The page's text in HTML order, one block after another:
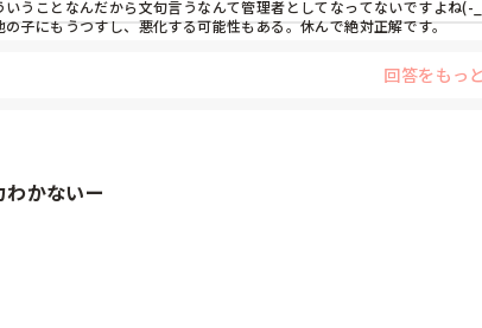
うことなんだから文句言うなんて管理者としてなってないですよね(-
子にもうつすし、悪化する可能性もある。休んで絶対正解です。
回答をもっ
かないー